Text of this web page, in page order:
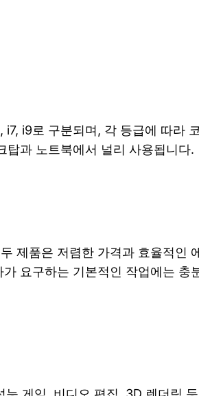
i9로 구분되며, 각 등급에 따라
탑과 노트북에서 널리 사용됩니다.
제품은 저렴한 가격과 효율적인
요구하는 기본적인 작업에는 충